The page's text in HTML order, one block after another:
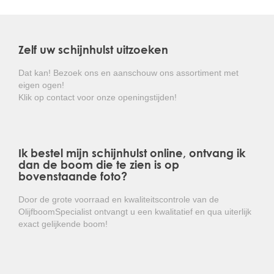
halfschaduw, doet het goed in vrijwel iedere, maar niet
Kortom: een makkelijk te onderhouden,
Zelf uw schijnhulst uitzoeken
Dat kan! Bezoek ons en aanschouw ons assortiment met
eigen ogen!
Klik op contact voor onze openingstijden!
Ik bestel mijn schijnhulst online, ontvang ik
dan de boom die te zien is op
bovenstaande foto?
Door de grote voorraad en kwaliteitscontrole van de
OlijfboomSpecialist ontvangt u een kwalitatief en qua uiterlijk
exact gelijkende boom!